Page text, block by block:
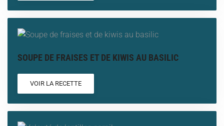
SOUPE DE FRAISES ET DE KIWIS AU BASILIC
VOIR LA RECETTE